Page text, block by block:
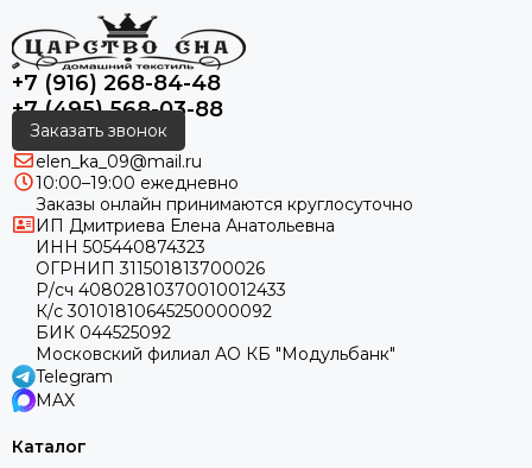
+7 (916) 268-84-48
+7 (495) 568-03-88
Заказать звонок
elen_ka_09@mail.ru
10:00–19:00 ежедневно
Заказы онлайн принимаются круглосуточно
ИП Дмитриева Елена Анатольевна
ИНН 505440874323
ОГРНИП 311501813700026
Р/сч 40802810370010012433
К/с 30101810645250000092
БИК 044525092
Московский филиал АО КБ "Модульбанк"
Telegram
MAX
Каталог